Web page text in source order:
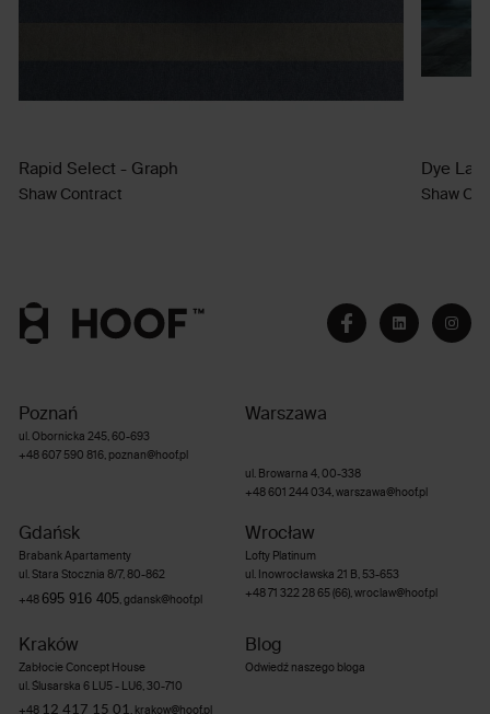
Rapid Select - Graph
Shaw Contract
Dye Lab
Shaw
Poznań
ul. Obornicka 245, 60-693
+48 607 590 816, poznan@hoof.pl
Warszawa
ul. Browarna 4, 00-338
+48 601 244 034, warszawa@hoof.pl
Gdańsk
Brabank Apartamenty
ul. Stara Stocznia 8/7, 80-862
+48 695 916 405,gdansk@hoof.pl
Wrocław
Lofty Platinum
ul. Inowrocławska 21 B, 53-653
+48 71 322 28 65 (66) , wroclaw@hoof.pl
Kraków
Zabłocie Concept House
ul. Ślusarska 6 LU5 - LU6, 30-710
+48 12 417 15 01 , krakow@hoof.pl
Blog
Odwiedź naszego bloga